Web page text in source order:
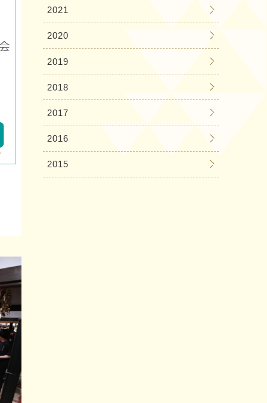
2021
2020
2019
2018
2017
2016
2015